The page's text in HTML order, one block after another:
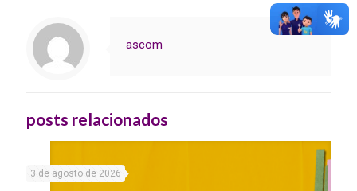
ascom
posts relacionados
3 de agosto de 2026